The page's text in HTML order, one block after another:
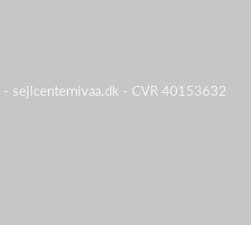
- sejlcenternivaa.dk - CVR 40153632